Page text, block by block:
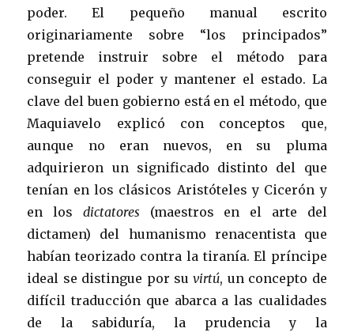
poder. El pequeño manual escrito
originariamente sobre “los principados”
pretende instruir sobre el método para
conseguir el poder y mantener el estado. La
clave del buen gobierno está en el método, que
Maquiavelo explicó con conceptos que,
aunque no eran nuevos, en su pluma
adquirieron un significado distinto del que
tenían en los clásicos Aristóteles y Cicerón y
en los dictatores (maestros en el arte del
dictamen) del humanismo renacentista que
habían teorizado contra la tiranía. El príncipe
ideal se distingue por suvirtú, un concepto de
difícil traducción que abarca a las cualidades
de la sabiduría, la prudencia y la